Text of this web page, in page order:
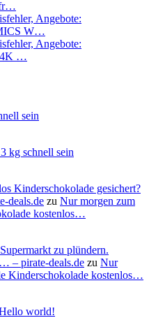
Angebote:
W…
Angebote:
4K …
sein
kg schnell sein
Kinderschokolade gesichert?
deals.de zu Nur morgen zum
kostenlos…
zu plündern.
– pirate-deals.de zu Nur
Kinderschokolade kostenlos…
world!